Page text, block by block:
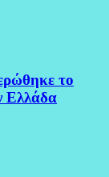
το
Ελλάδα